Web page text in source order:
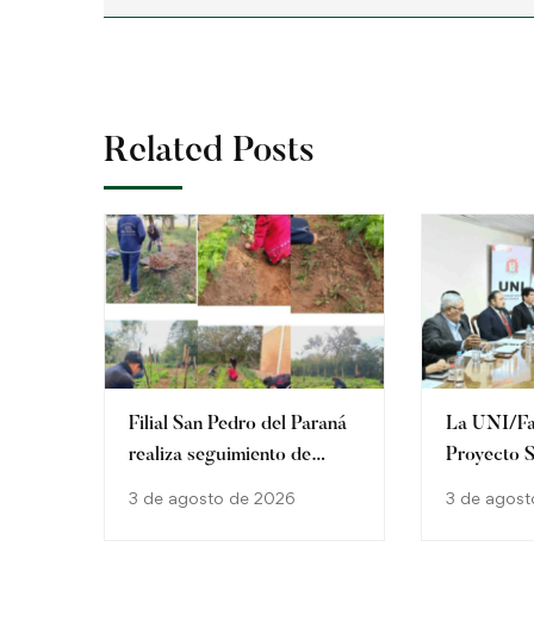
Related Posts
Filial San Pedro del Paraná
realiza seguimiento de
3 de agosto de 2026
La UNI/
Proyecto
3 de